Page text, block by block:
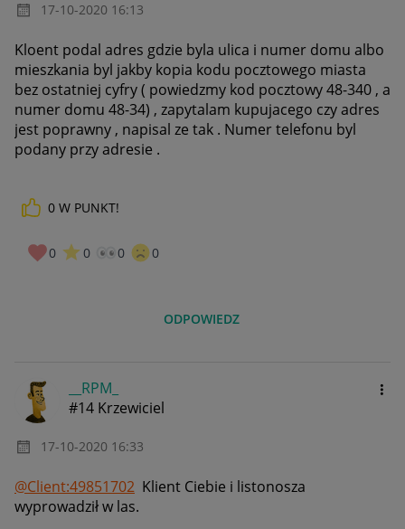
‎17-10-2020 16:13
Kloent podal adres gdzie byla ulica i numer domu albo
mieszkania byl jakby kopia kodu pocztowego miasta
bez ostatniej cyfry ( powiedzmy kod pocztowy 48-340 , a
numer domu 48-34) , zapytalam kupujacego czy adres
jest poprawny , napisal ze tak . Numer telefonu byl
podany przy adresie .
0 W PUNKT!
0 0 0 0
ODPOWIEDZ
__RPM_
#14 Krzewiciel
‎17-10-2020 16:33
@Client:49851702 Klient Ciebie i listonosza
wyprowadził w las.